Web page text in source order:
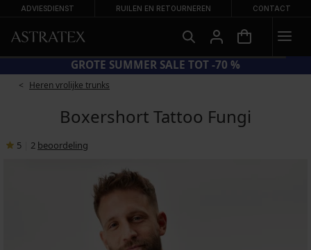
ADVIESDIENST RUILEN EN RETOURNEREN CONTACT
GROTE SUMMER SALE TOT -70 %
Heren vrolijke trunks
Boxershort Tattoo Fungi
5 2 beoordeling